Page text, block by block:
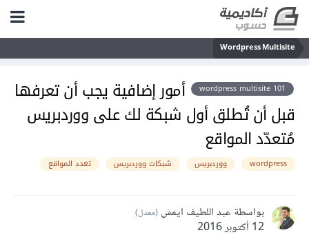
Wordpress Multisite
wordpress multisite 101
أمور إضافية يجب أن تعرفها
قبل أن تُطلق أول شبكة لك على ووردبريس
مُتعدّد المواقع
wordpress ووردبريس شبكات ووردبريس تعدد المواقع
بواسطة عبد اللطيف ايمش (معدل)
12 أكتوبر 2016